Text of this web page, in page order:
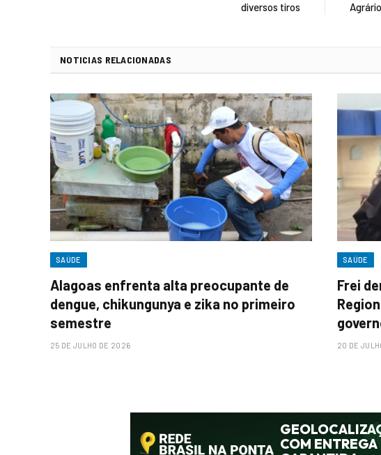
diversos tiros
NOTICIAS RELACIONADAS
SAÚDE
Alagoas enfrenta alta preocupante de
dengue, chikungunya e zika no primeiro
semestre
25 DE JULHO DE 2026
SAÚDE
Frei
20 DE